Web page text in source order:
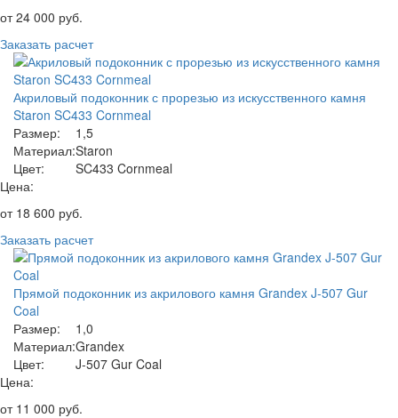
от24 000 руб.
Заказать расчет
Акриловый подоконник с прорезью из искусственного камня
Staron SC433 Cornmeal
Размер:
1,5
Материал:Staron
Цвет:
SC433 Cornmeal
Цена:
от 18 600 руб.
Заказать расчет
Прямой подоконник из акрилового камня Grandex J-507 Gur
Coal
Размер:
1,0
Материал:Grandex
Цвет:
J-507 Gur Coal
Цена:
от 11 000 руб.